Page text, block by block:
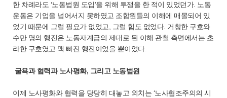
한 차례라도 ‘노동법원 도입’을 위해 투쟁을 한 적이 있었던가. 노동
운동은 기업을 넘어서지 못하였고 조합원들의 이해에 매몰되어 있
었기 때문에 그럴 필요가 없었고, 그럴 힘도 없었다. 거창한 구호와
수만 명의 행진은 노동자계급의 제대로 된 이해 관철 측면에서는 초
라한 구호였고 맥 빠진 행진이었을 뿐이었다.
굴욕과 협력과 노사평화, 그리고 노동법원
이제 노사평화와 협력을 당당히 대놓고 외치는 ‘노사협조주의의 시